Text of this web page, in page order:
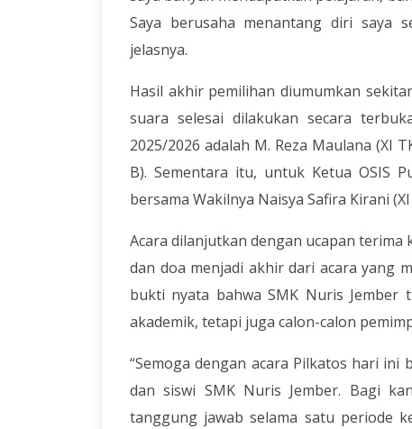
Saya berusaha menantang diri saya
jelasnya.
Hasil akhir pemilihan diumumkan
suara selesai dilakukan secara
2025/2026 adalah M. Reza Maulana (XI
B). Sementara itu, untuk Ketua OSIS
bersama Wakilnya Naisya Safira Kirani (XI
Acara dilanjutkan dengan ucapan
dan doa menjadi akhir dari acara yang
bukti nyata bahwa SMK Nuris Jember
akademik, tetapi juga calon-calon
“Semoga dengan acara Pilkatos hari
dan siswi SMK Nuris Jember. Bagi
tanggung jawab selama satu periode